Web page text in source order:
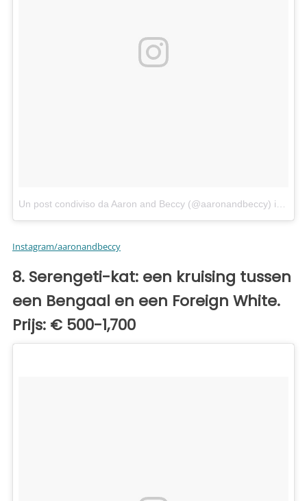
Un post condiviso da Aaron and Beccy (@aaronandbeccy) in data:
Instagram/aaronandbeccy
8. Serengeti-kat: een kruising tussen
een Bengaal en een Foreign White.
Prijs: € 500-1,700